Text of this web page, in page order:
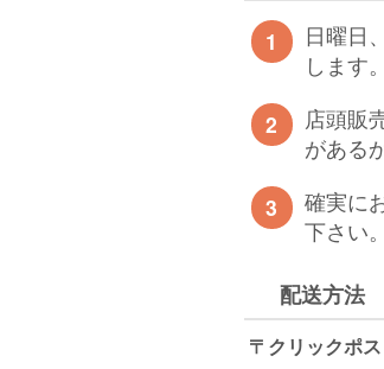
日曜日
します。
店頭販
がある
確実に
下さい。
配送方法
〒クリックポ